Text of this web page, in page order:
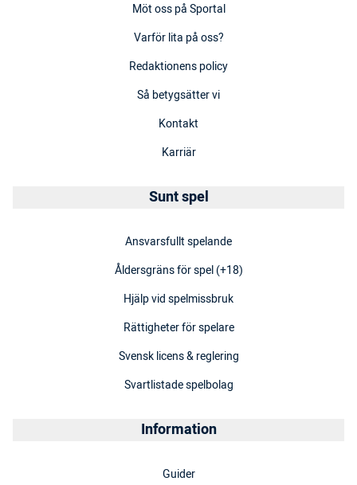
Möt oss på Sportal
Varför lita på oss?
Redaktionens policy
Så betygsätter vi
Kontakt
Karriär
Sunt spel
Ansvarsfullt spelande
Åldersgräns för spel (+18)
Hjälp vid spelmissbruk
Rättigheter för spelare
Svensk licens & reglering
Svartlistade spelbolag
Information
Guider